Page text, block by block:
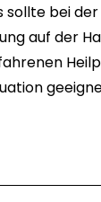
bei
auf der